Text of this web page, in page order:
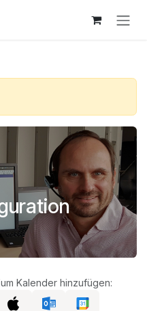
Kalender hinzufügen: